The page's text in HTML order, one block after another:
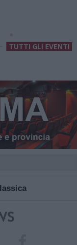
TUTTI GLI EVENTI